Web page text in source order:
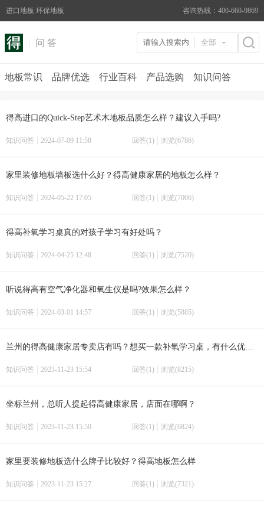
进口地板 环保地板 咨询热线：400-660-9869
问 答 全部
地板常识 品牌优选 行业百科 产品选购 知识问答
得高进口的Quick-Step艺术木地板品质怎么样？建议入手吗?
知识问答 2024-07-09 11:58 回答(1) 浏览(6786)
家里装修地板墙板选什么好？得高健康家居的地板怎么样？
知识问答 2024-05-22 17:05 回答(1) 浏览(7006)
得高补氧学习桌真的对孩子学习有好处吗？
知识问答 2024-04-25 12:48 回答(1) 浏览(7520)
听说得高有空气净化器和氧生仪是吗?效果怎么样？
知识问答 2024-03-01 14:57 回答(1) 浏览(5885)
兰州的得高健康家居专卖店有吗？想买一款补氧学习桌，有什么优惠活动？
知识问答 2023-11-23 15:54 回答(1) 浏览(8215)
坐标兰州，总听人提起得高健康家居，店面在哪啊？
知识问答 2023-11-23 15:50 回答(1) 浏览(6824)
家里要装修地板选什么牌子比较好？得高地板怎么样
知识问答 2023-11-23 15:27 回答(1) 浏览(7321)